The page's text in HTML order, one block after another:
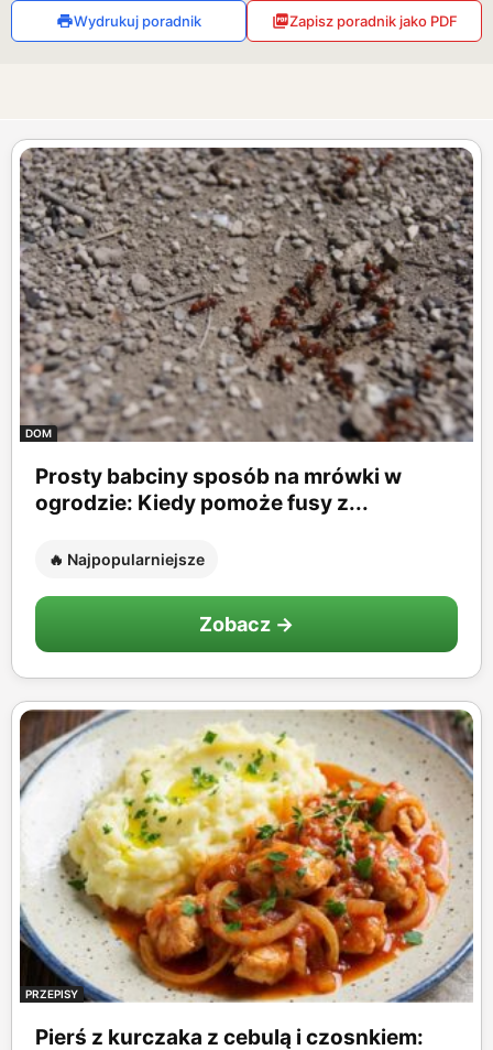
Wydrukuj poradnik Zapisz poradnik jako PDF
DOM
Prosty babciny sposób na mrówki w
ogrodzie: Kiedy pomoże fusy z...
🔥 Najpopularniejsze
Zobacz →
PRZEPISY
Pierś z kurczaka z cebulą i czosnkiem: